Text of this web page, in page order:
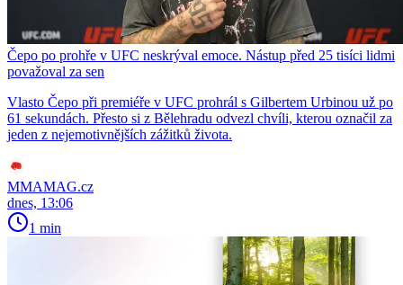
Čepo po prohře v UFC neskrýval emoce. Nástup před 25 tisíci lidmi
považoval za sen
Vlasto Čepo při premiéře v UFC prohrál s Gilbertem Urbinou už po
61 sekundách. Přesto si z Bělehradu odvezl chvíli, kterou označil za
jeden z nejemotivnějších zážitků života.
MMAMAG.cz
dnes, 13:06
1 min